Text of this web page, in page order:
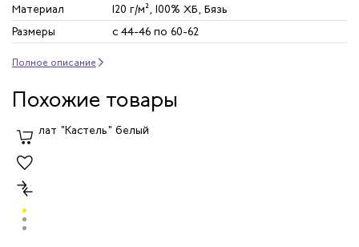
Материал
120 г/м², 100% ХБ, Бязь
Размеры
с 44-46 по 60-62
Полное описание
Похожие товары